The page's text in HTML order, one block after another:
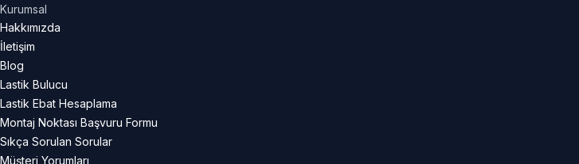
Kurumsal
Hakkımızda
İletişim
Blog
Lastik Bulucu
Lastik Ebat Hesaplama
Montaj Noktası Başvuru Formu
Sıkça Sorulan Sorular
Müşteri Yorumları